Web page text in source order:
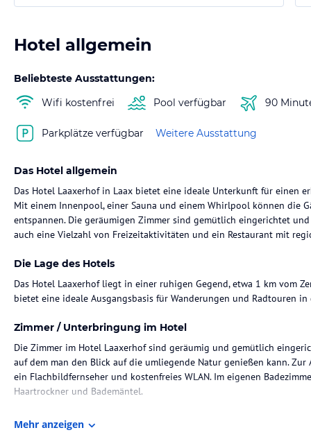
Hotel allgemein
Beliebteste Ausstattungen:
Wifi kostenfrei
Pool verfügbar 90
Parkplätze verfügbar Weitere Ausstattung
Das Hotel allgemein
Das Hotel Laaxerhof in Laax bietet eine ideale Unterkunft für einen
Mit einem Innenpool, einer Sauna und einem Whirlpool können die
entspannen. Die geräumigen Zimmer sind gemütlich eingerichtet
auch eine Vielzahl von Freizeitaktivitäten und ein Restaurant mit
Die Lage des Hotels
Das Hotel Laaxerhof liegt in einer ruhigen Gegend, etwa 1 km vom
bietet eine ideale Ausgangsbasis für Wanderungen und Radtouren
Zimmer / Unterbringung im Hotel
Die Zimmer im Hotel Laaxerhof sind geräumig und gemütlich
auf dem man den Blick auf die umliegende Natur genießen kann.
ein Flachbildfernseher und kostenfreies WLAN. Im eigenen
Haartrockner und Bademäntel.
Gastronomie im Hotel
Mehr anzeigen